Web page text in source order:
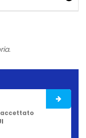
accettato